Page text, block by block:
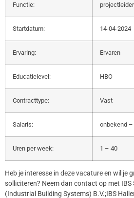
Functie: projectleider
Startdatum: 14-04-2024
Ervaring: Ervaren
Educatielevel: HBO
Contracttype: Vast
Salaris: onbekend
Uren per week: 1 – 40
Heb je interesse in deze vacature en wil je
solliciteren? Neem dan contact op met IBS
(Industrial Building Systems) B.V.;IBS